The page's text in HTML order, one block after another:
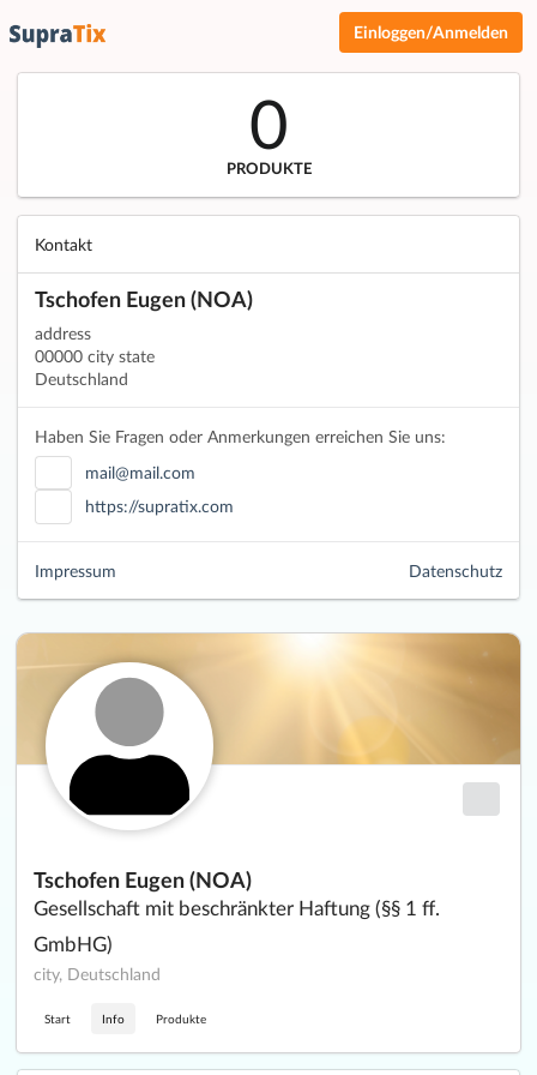
Einloggen/Anmelden
Tschofen Eugen (NOA)
Gesellschaft mit beschränkter Haftung (§§ 1 ff.
GmbHG)
city, Deutschland
Start Info Produkte
0
PRODUKTE
Kontakt
Tschofen Eugen (NOA)
address
00000 city state
Deutschland
Haben Sie Fragen oder Anmerkungen erreichen Sie uns:
mail@mail.com
https://supratix.com
Datenschutz
Impressum